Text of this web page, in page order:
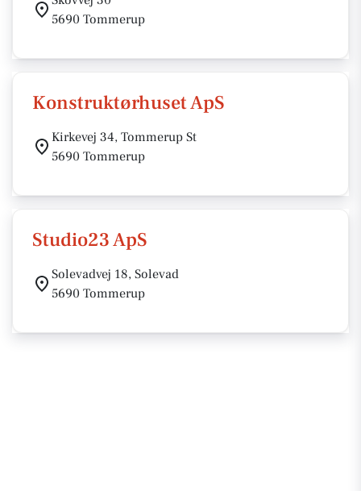
5690 Tommerup
Konstruktørhuset ApS
Kirkevej 34, Tommerup St
5690 Tommerup
Studio23 ApS
Solevadvej 18, Solevad
5690 Tommerup